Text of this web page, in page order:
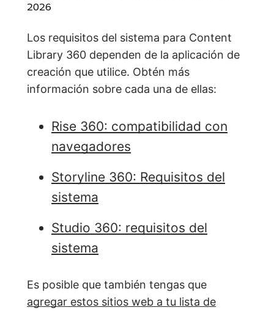
2026
Los requisitos del sistema para Content
Library 360 dependen de la aplicación de
creación que utilice. Obtén más
información sobre cada una de ellas:
Rise 360: compatibilidad con
navegadores
Storyline 360: Requisitos del
sistema
Studio 360: requisitos del
sistema
Es posible que también tengas que
agregar estos sitios web a tu lista de